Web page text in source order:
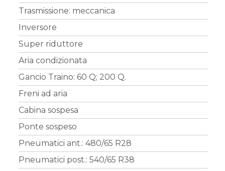
Trasmissione: meccanica
Inversore
Super riduttore
Aria condizionata
Gancio Traino: 60 Q; 200 Q.
Freni ad aria
Cabina sospesa
Ponte sospeso
Pneumatici ant.: 480/65 R28
Pneumatici post.: 540/65 R38